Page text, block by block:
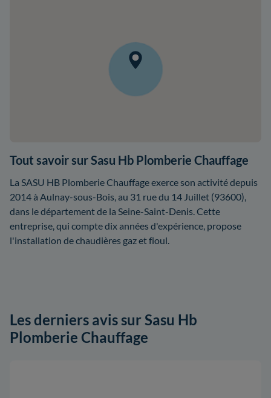
Tout savoir sur Sasu Hb Plomberie Chauffage
La SASU HB Plomberie Chauffage exerce son activité depuis
2014 à Aulnay-sous-Bois, au 31 rue du 14 Juillet (93600),
dans le département de la Seine-Saint-Denis. Cette
entreprise, qui compte dix années d'expérience, propose
l'installation de chaudières gaz et fioul.
Les derniers avis sur Sasu Hb
Plomberie Chauffage